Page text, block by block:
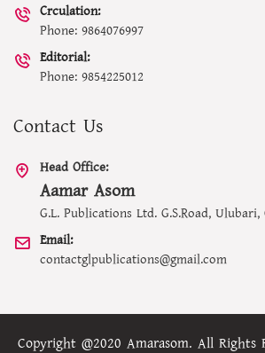
Crculation:
Phone: 9864076997
Editorial:
Phone: 9854225012
Contact Us
Head Office:
Aamar Asom
G.L. Publications Ltd. G.S.Road, Ulubari,
Email:
contactglpublications@gmail.com
Copyright @2020 Amarasom. All Rights